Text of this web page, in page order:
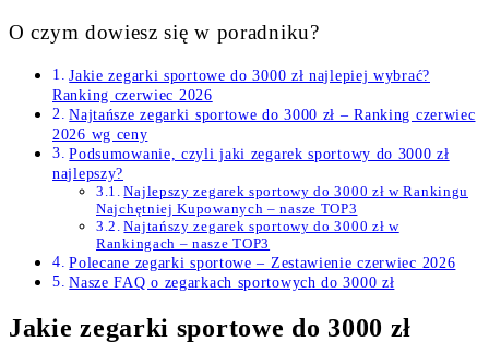
O czym dowiesz się w poradniku?
Jakie zegarki sportowe do 3000 zł najlepiej wybrać?
Ranking czerwiec 2026
Najtańsze zegarki sportowe do 3000 zł – Ranking czerwiec
2026 wg ceny
Podsumowanie, czyli jaki zegarek sportowy do 3000 zł
najlepszy?
Najlepszy zegarek sportowy do 3000 zł w Rankingu
Najchętniej Kupowanych – nasze TOP3
Najtańszy zegarek sportowy do 3000 zł w
Rankingach – nasze TOP3
Polecane zegarki sportowe – Zestawienie czerwiec 2026
Nasze FAQ o zegarkach sportowych do 3000 zł
Jakie zegarki sportowe do 3000 zł